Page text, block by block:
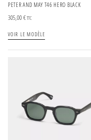
PETER AND MAY T46 HERO BLACK
305,00€TTC
VOIR LE MODÈLE